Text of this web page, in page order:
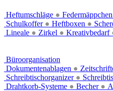
Heftumschläge ● Federmäppchen
Schulkoffer ● Heftboxen ●
Lineale ● Zirkel ● Kreativbedarf
Büroorganisation
Dokumentenablagen ●
Schreibtischorganizer ●
Drahtkorb-Systeme ● Becher ●